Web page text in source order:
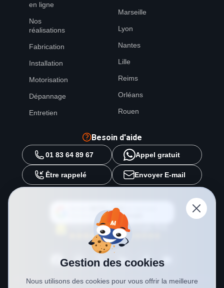
en ligne
Nos
réalisations
Fabrication
Installation
Motorisation
Dépannage
Entretien
Marseille
Lyon
Nantes
Lille
Reims
Orléans
Rouen
Besoin d'aide
01 83 64 89 67 Appel gratuit
Être rappelé Envoyer E-mail
METAL 2000
source préférée surGoogle
Gestion des cookies
Nous utilisons des cookies pour vous offrir la meilleure